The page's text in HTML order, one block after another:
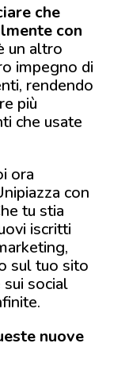
che
con
un altro
impegno di
rendendo
più
che usate
ora
con
tu stia
iscritti
sul tuo sito
social
nuove